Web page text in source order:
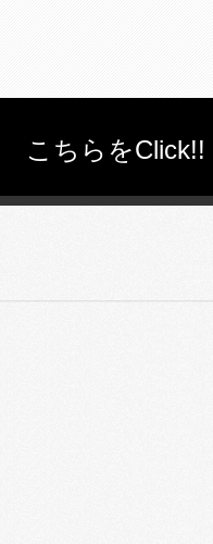
こちらをClick!!